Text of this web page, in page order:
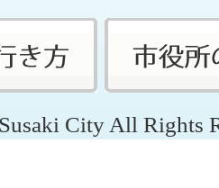
City All Rights